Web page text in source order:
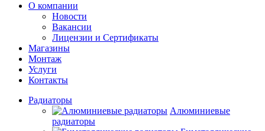
О компании
Новости
Вакансии
Лицензии и Сертификаты
Магазины
Монтаж
Услуги
Контакты
Радиаторы
Алюминиевые
радиаторы